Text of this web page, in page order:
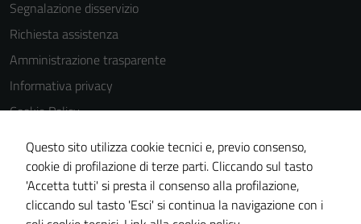
Segnalazione disservizio
Richiesta assistenza
Amministrazione trasparente
Informativa privacy
Cookie Policy
Note legali
Dichiarazione di accessibilità
Whistleblowing
Piano di miglioramento del sito
Questo sito utilizza cookie tecnici e, previo consenso,
cookie di profilazione di terze parti. Cliccando sul tasto
'Accetta tutti' si presta il consenso alla profilazione,
cliccando sul tasto 'Esci' si continua la navigazione con i
navigazione e
delle
funzionalità
del sito.